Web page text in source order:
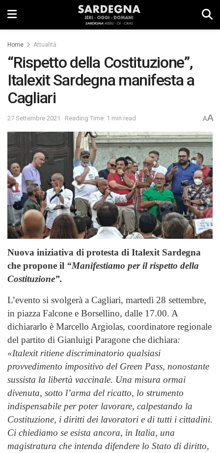
Home Attualità
“Rispetto della Costituzione”,
Italexit Sardegna manifesta a
Cagliari
27 Settembre 2021 Reading Time: 1 min read AA
Nuova iniziativa di protesta di Italexit Sardegna
che propone il “Manifestiamo per il rispetto della
Costituzione”.
L’evento si svolgerà a Cagliari, martedì 28 settembre,
in piazza Falcone e Borsellino, dalle 17.00. A
dichiararlo è Marcello Argiolas, coordinatore regionale
del partito di Gianluigi Paragone che dichiara:
«Italexit ritiene discriminatorio qualsiasi
provvedimento impositivo del Green Pass, nonostante
sussista la libertà vaccinale. Una misura ormai
divenuta, sotto l’arma del ricatto, lo strumento
indispensabile per poter lavorare, calpestando la
Costituzione, i diritti dei lavoratori e di tutti i cittadini.
Ci chiediamo se esista ancora, in Italia, una
magistratura che intenda difendere lo Stato di diritto,